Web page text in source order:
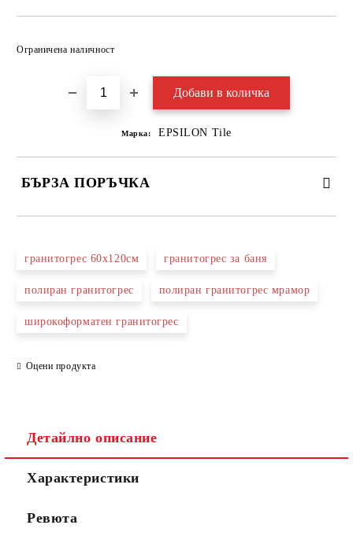
Ограничена наличност
Марка: EPSILON Tile
БЪРЗА ПОРЪЧКА
Ние ще се свържем с вас в рамките на работния ден.
гранитогрес 60х120см гранитогрес за баня
полиран гранитогрес полиран гранитогрес мрамор
широкоформатен гранитогрес
Оцени продукта
Детайлно описание
Характеристики
Ревюта